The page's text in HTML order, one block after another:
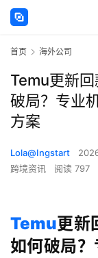
首页 海外公司
Temu更新
破局？专业
方案
Lola@Ingstart
跨境资讯
阅读 797
Temu更新
如何破局